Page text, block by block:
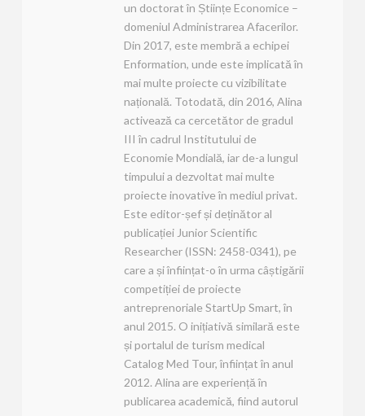
un doctorat în Științe Economice –
domeniul Administrarea Afacerilor.
Din 2017, este membră a echipei
Enformation, unde este implicată în
mai multe proiecte cu vizibilitate
națională. Totodată, din 2016, Alina
activează ca cercetător de gradul
III în cadrul Institutului de
Economie Mondială, iar de-a lungul
timpului a dezvoltat mai multe
proiecte inovative în mediul privat.
Este editor-șef și deținător al
publicației Junior Scientific
Researcher (ISSN: 2458-0341), pe
care a și înființat-o în urma câștigării
competiției de proiecte
antreprenoriale StartUp Smart, în
anul 2015. O inițiativă similară este
și portalul de turism medical
Catalog Med Tour, înființat în anul
2012. Alina are experiență în
publicarea academică, fiind autorul